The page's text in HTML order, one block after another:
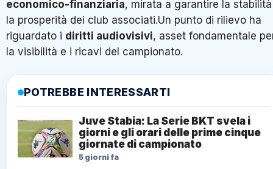
economico-finanziaria, mirata a garantire la
la prosperità dei club associati.Un punto di rilievo ha
riguardato i diritti audiovisivi, asset fondamentale
la visibilità e i ricavi del campionato.
POTREBBE INTERESSARTI
Juve Stabia: La Serie BKT svela i
giorni e gli orari delle prime cinque
giornate di campionato
5 giorni fa